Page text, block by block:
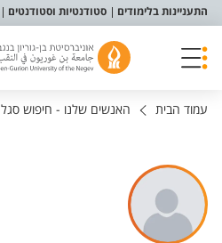
תפריט נגישות
התעניינות בלימודים סטודנטיות וסטודנטים
עמוד הבית האנשים שלנו - חיפוש סגל